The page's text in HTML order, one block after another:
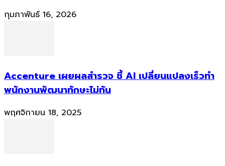
กุมภาพันธ์ 16, 2026
Accenture เผยผลสำรวจ ชี้ AI เปลี่ยนแปลงเร็วทำ
พนักงานพัฒนาทักษะไม่ทัน
พฤศจิกายน 18, 2025